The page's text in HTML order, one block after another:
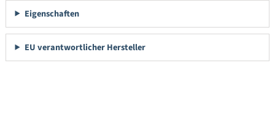
Eigenschaften
EU verantwortlicher Hersteller